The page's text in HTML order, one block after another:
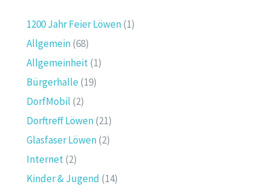
1200 Jahr Feier Löwen(1)
Allgemein(68)
Allgemeinheit(1)
Bürgerhalle(19)
DorfMobil (2)
Dorftreff Löwen(21)
Glasfaser Löwen(2)
Internet(2)
Kinder & Jugend (14)